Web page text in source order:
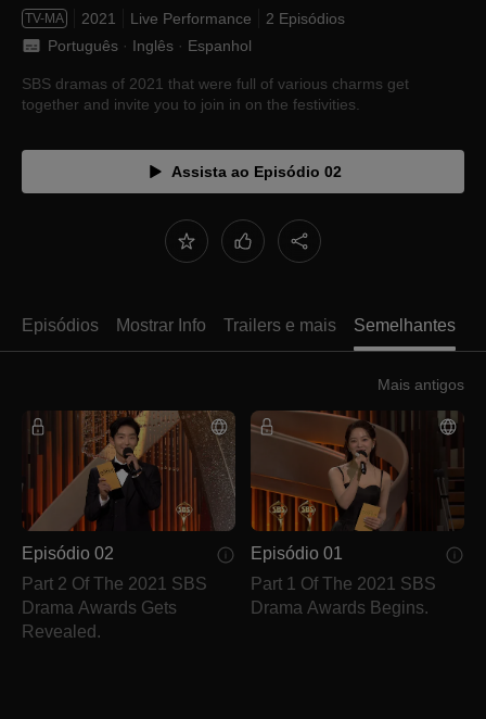
TV-MA 2021 Live Performance
2 Episódios
Português · Inglês · Espanhol
SBS dramas of 2021 that were full of various charms get
together and invite you to join in on the festivities.
Assista ao Episódio 02
Episódios Mostrar Info Trailers e mais Semelhantes
Mais antigos
Episódio 02
Part 2 Of The 2021 SBS
Drama Awards Gets
Revealed.
Episódio 01
Part 1 Of The 2021 SBS
Drama Awards Begins.